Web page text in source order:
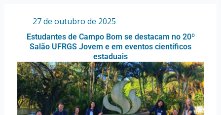
27 de outubro de 2025
Estudantes de Campo Bom se destacam no 20º
Salão UFRGS Jovem e em eventos científicos
estaduais